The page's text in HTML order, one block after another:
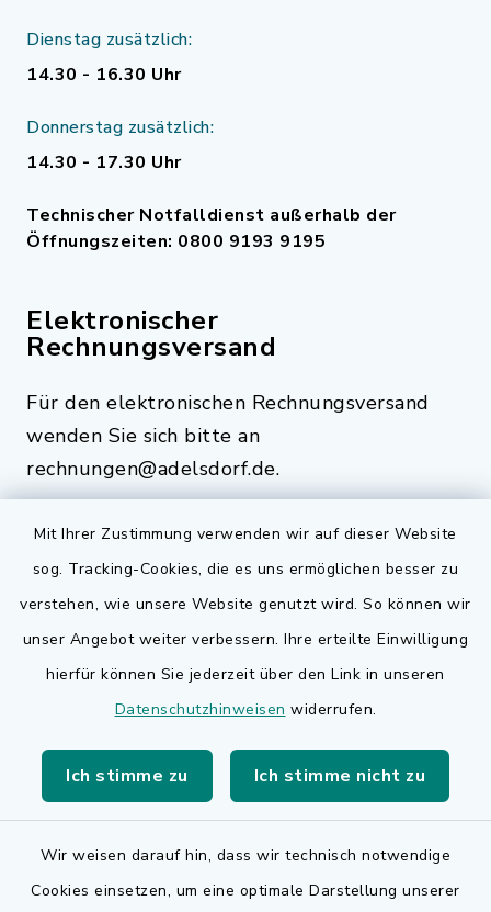
Mit Ihrer Zustimmung verwenden wir auf dieser Website
sog. Tracking-Cookies, die es uns ermöglichen besser zu
verstehen, wie unsere Website genutzt wird. So können wir
unser Angebot weiter verbessern. Ihre erteilte Einwilligung
hierfür können Sie jederzeit über den Link in unseren
Datenschutzhinweisen widerrufen.
Ich stimme zu Ich stimme nicht zu
Wir weisen darauf hin, dass wir technisch notwendige
Cookies einsetzen, um eine optimale Darstellung unserer
Dienstag zusätzlich:
14.30 - 16.30 Uhr
Donnerstag zusätzlich:
14.30 - 17.30 Uhr
Technischer Notfalldienst außerhalb der
Öffnungszeiten: 0800 9193 9195
Elektronischer
Rechnungsversand
Für den elektronischen Rechnungsversand
wenden Sie sich bitte an
rechnungen@adelsdorf.de.
Quicklinks
Bauen in Adelsdorf
BayernPortal
Landkreis Erlangen-Höchstadt